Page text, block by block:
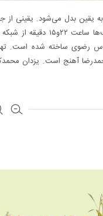
به یقین بدل می‌شود. یقینی از
خانواده و ایمان. مینی‌سریال روزی روزگاری برادر که
رضوی ساخته شده است.
آهنج است. یزدان